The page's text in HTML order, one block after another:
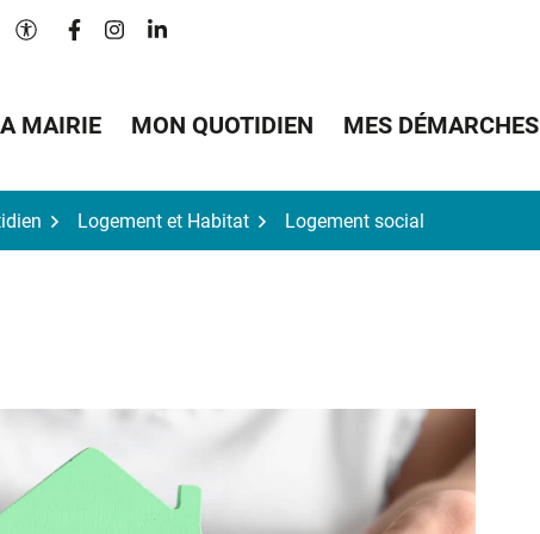
Paramètres d'accessibilité
Lien vers le compte Facebook
Lien vers le compte Instagram
Lien vers le compte Linkedin
MAIRIE MON QUOTIDIEN MES DÉMARCHES
Logement et Habitat Logement social